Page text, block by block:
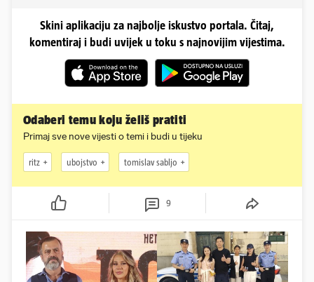
Skini aplikaciju za najbolje iskustvo portala. Čitaj,
komentiraj i budi uvijek u toku s najnovijim vijestima.
Odaberi temu koju želiš pratiti
Primaj sve nove vijesti o temi i budi u tijeku
ritz ubojstvo tomislav sabljo
9